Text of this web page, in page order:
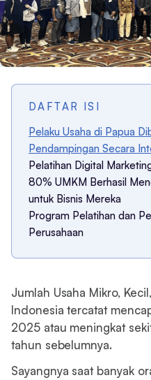
DAFTAR ISI
Pelaku Usaha di Papua
Pendampingan Secara
Pelatihan Digital
80% UMKM Berhasil
untuk Bisnis Mereka
Program Pelatihan dan
Perusahaan
Jumlah Usaha Mikro,
Indonesia tercatat
2025 atau meningkat
tahun sebelumnya.
Sayangnya saat banyak